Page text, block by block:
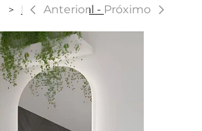
> Espelho Oval - LED
Anterior Próximo